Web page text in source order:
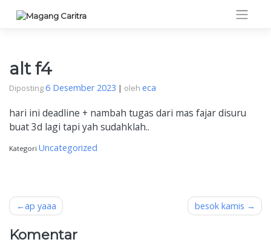
content
alt f4
Diposting6 Desember 2023 | oleh eca
hari ini deadline + nambah tugas dari mas fajar disuru
buat 3d lagi tapi yah sudahklah..
Kategori Uncategorized
Navigasi
ap yaaa besok kamis
Komentar